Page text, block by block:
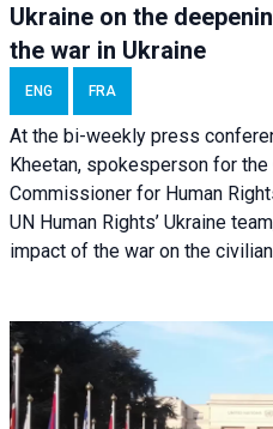
Ukraine on the
the war in Ukraine
ENG FRA
At the bi-weekly press
Kheetan, spokesperson for
Commissioner for Human
UN Human Rights’ Ukraine
impact of the war on the